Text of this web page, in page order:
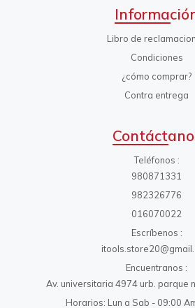
Libro de
Condiciones
¿cómo comprar?
Contra entrega
Teléfonos
980871331
982326776
016070022
Escríbenos
Encuentranos
Av. universitaria 4974 urb. parque
Horarios: Lun a Sab - 09:00